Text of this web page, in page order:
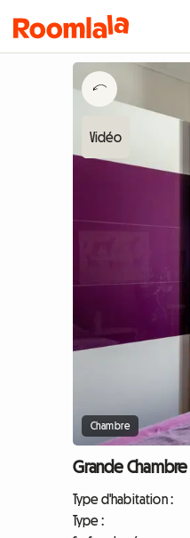
Chambre
Grande
Type d'habitation :
Type :